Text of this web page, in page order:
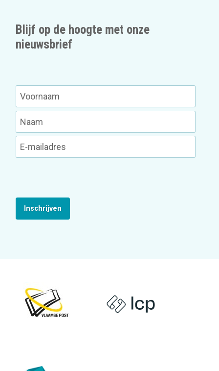
Blijf op de hoogte met onze
nieuwsbrief
Inschrijven